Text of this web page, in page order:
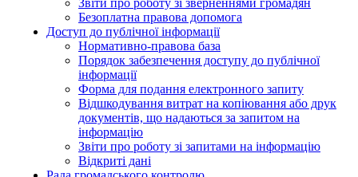
Звіти про роботу зі зверненнями громадян
Безоплатна правова допомога
Доступ до публічної інформації
Нормативно-правова база
Порядок забезпечення доступу до публічної
інформації
Форма для подання електронного запиту
Відшкодування витрат на копіювання або друк
документів, що надаються за запитом на
інформацію
Звіти про роботу зі запитами на інформацію
Відкриті дані